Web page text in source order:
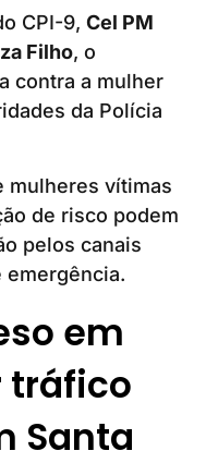
CPI-9, Cel PM
Filho, o
contra a mulher
da Polícia
mulheres vítimas
de risco podem
pelos canais
em
tráfico
Santa